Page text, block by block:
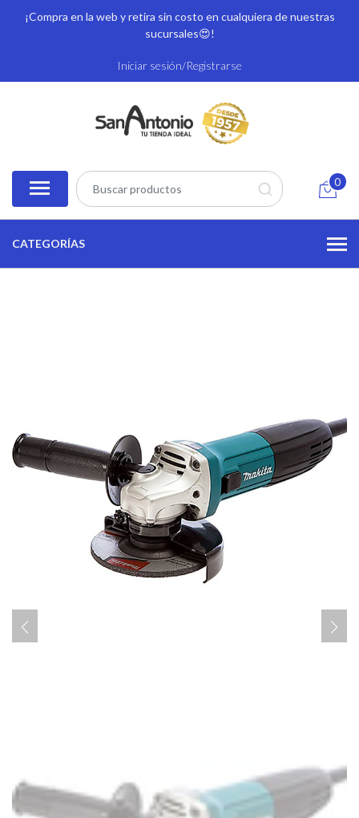
¡Compra en la web y retira sin costo en cualquiera de nuestras
sucursales😍!
Iniciar sesión/Registrarse
0
CATEGORÍAS